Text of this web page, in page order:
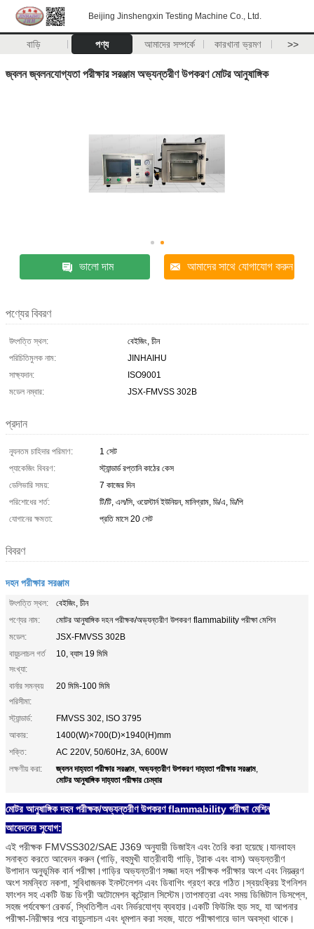
Beijing Jinshengxin Testing Machine Co., Ltd.
বাড়ি পণ্য আমাদের সম্পর্কে কারখানা ভ্রমণ >>
জ্বলন জ্বলনযোগ্যতা পরীক্ষার সরঞ্জাম অভ্যন্তরীণ উপকরণ মোটর আনুষাঙ্গিক
ভালো দাম আমাদের সাথে যোগাযোগ করুন
পণ্যের বিবরণ
উৎপত্তি স্থল:
বেইজিং, চীন
পরিচিতিমুলক নাম:
JINHAIHU
সাক্ষ্যদান:
ISO9001
মডেল নম্বার:
JSX-FMVSS 302B
প্রদান
ন্যূনতম চাহিদার পরিমাণ:
1 সেট
প্যাকেজিং বিবরণ:
স্ট্যান্ডার্ড রপ্তানি কাঠের কেস
ডেলিভারি সময়:
7 কাজের দিন
পরিশোধের শর্ত:
টি/টি, এল/সি, ওয়েস্টার্ন ইউনিয়ন, মানিগ্রাম, ডি/এ, ডি/পি
যোগানের ক্ষমতা:
প্রতি মাসে 20 সেট
বিবরণ
দহন পরীক্ষার সরঞ্জাম
উৎপত্তি স্থল:
বেইজিং, চীন
পণ্যের নাম:
মোটর আনুষাঙ্গিক দহন পরীক্ষক/অভ্যন্তরীণ উপকরণ flammability পরীক্ষা মেশিন
মডেল:
JSX-FMVSS 302B
বায়ুচলাচল গর্ত
সংখ্যা:
10, ব্যাস 19 মিমি
বার্নার সমন্বয়
পরিসীমা:
20 মিমি-100 মিমি
স্ট্যান্ডার্ড:
FMVSS 302, ISO 3795
আকার:
1400(W)×700(D)×1940(H)mm
শক্তি:
AC 220V, 50/60Hz, 3A, 600W
লক্ষণীয় করা:
জ্বলন দাহ্যতা পরীক্ষার সরঞ্জাম, অভ্যন্তরীণ উপকরণ দাহ্যতা পরীক্ষার সরঞ্জাম,
মোটর আনুষাঙ্গিক দাহ্যতা পরীক্ষার চেম্বার
মোটর আনুষাঙ্গিক দহন পরীক্ষক/অভ্যন্তরীণ উপকরণ flammability পরীক্ষা মেশিন
আবেদনের সুযোগ:
এই পরীক্ষক FMVSS302/SAE J369 অনুযায়ী ডিজাইন এবং তৈরি করা হয়েছে।যানবাহন
সনাক্ত করতে আবেদন করুন (গাড়ি, বহুমুখী যাত্রীবাহী গাড়ি, ট্রাক এবং বাস) অভ্যন্তরীণ
উপাদান অনুভূমিক বার্ন পরীক্ষা।গাড়ির অভ্যন্তরীণ সজ্জা দহন পরীক্ষক পরীক্ষার অংশ এবং নিয়ন্ত্রণ
অংশ সমন্বিত নকশা, সুবিধাজনক ইনস্টলেশন এবং ডিবাগিং গ্রহণ করে গঠিত।স্বয়ংক্রিয় ইগনিশন
ফাংশন সহ একটি উচ্চ ডিগ্রী অটোমেশন কন্ট্রোল সিস্টেম।তাপমাত্রা এবং সময় ডিজিটাল ডিসপ্লে,
সহজ পর্যবেক্ষণ রেকর্ড, স্থিতিশীল এবং নির্ভরযোগ্য ব্যবহার।একটি ফিউমিং হুড সহ, যা আপনার
পরীক্ষা-নিরীক্ষার পরে বায়ুচলাচল এবং ধূমপান করা সহজ, যাতে পরীক্ষাগারে ভাল অবস্থা থাকে।